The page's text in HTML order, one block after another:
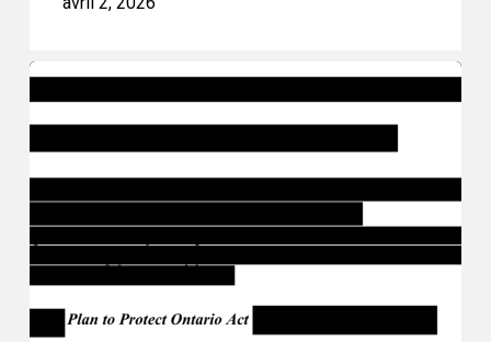
Le
projet
de
loi
l’Ontario
menace
responsabilité